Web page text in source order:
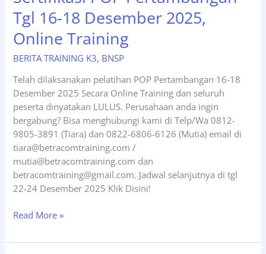
Tgl 16-18 Desember 2025,
Online Training
BERITA TRAINING K3, BNSP
Telah dilaksanakan pelatihan POP Pertambangan 16-18
Desember 2025 Secara Online Training dan seluruh
peserta dinyatakan LULUS. Perusahaan anda ingin
bergabung? Bisa menghubungi kami di Telp/Wa 0812-
9805-3891 (Tiara) dan 0822-6806-6126 (Mutia) email di
tiara@betracomtraining.com /
mutia@betracomtraining.com dan
betracomtraining@gmail.com. Jadwal selanjutnya di tgl
22-24 Desember 2025 Klik Disini!
Sertifikasi
Pertambangan
Read More »